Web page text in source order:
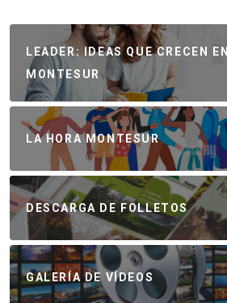
LEADER: IDEAS QUE CRECEN EN
MONTESUR
LA HORA MONTESUR
DESCARGA DE FOLLETOS
GALERÍA DE VÍDEOS